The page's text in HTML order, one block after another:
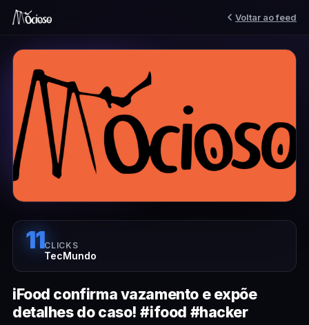
Voltar ao feed
11CLICKS
TecMundo
iFood confirma vazamento e expõe
detalhes do caso! #ifood #hacker